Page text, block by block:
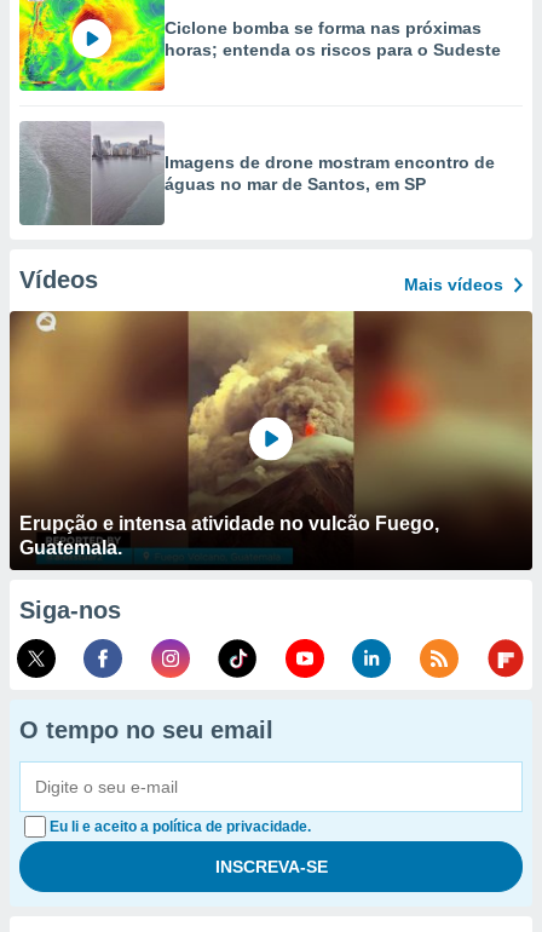
Ciclone bomba se forma nas próximas
horas; entenda os riscos para o Sudeste
Imagens de drone mostram encontro de
águas no mar de Santos, em SP
Vídeos Mais vídeos
Erupção e intensa atividade no vulcão Fuego,
Guatemala.
Siga-nos
O tempo no seu email
Eu li e aceito a política de privacidade.